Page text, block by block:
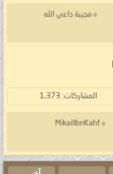
مجيبة داعي الله
المشاركات: 1,373
MikailIbnKahf